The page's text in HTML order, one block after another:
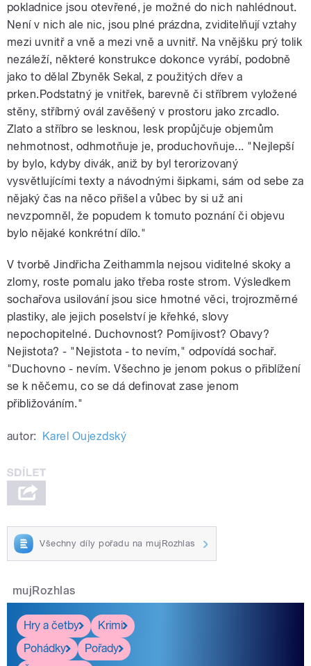
pokladnice jsou otevřené, je možné do nich nahlédnout.
Není v nich ale nic, jsou plné prázdna, zviditelňují vztahy
mezi uvnitř a vně a mezi vně a uvnitř. Na vnějšku prý tolik
nezáleží, některé konstrukce dokonce vyrábí, podobně
jako to dělal Zbyněk Sekal, z použitých dřev a
prken.Podstatný je vnitřek, barevně či stříbrem vyložené
stěny, stříbrný ovál zavěšený v prostoru jako zrcadlo.
Zlato a stříbro se lesknou, lesk propůjčuje objemům
nehmotnost, odhmotňuje je, produchovňuje... "Nejlepší
by bylo, kdyby divák, aniž by byl terorizovaný
vysvětlujícími texty a návodnými šipkami, sám od sebe za
nějaký čas na něco přišel a vůbec by si už ani
nevzpomněl, že popudem k tomuto poznání či objevu
bylo nějaké konkrétní dílo."
V tvorbě Jindřicha Zeithammla nejsou viditelné skoky a
zlomy, roste pomalu jako třeba roste strom. Výsledkem
sochařova usilování jsou sice hmotné věci, trojrozměrné
plastiky, ale jejich poselství je křehké, slovy
nepochopitelné. Duchovnost? Pomíjivost? Obavy?
Nejistota? - "Nejistota - to nevím," odpovídá sochař.
"Duchovno - nevím. Všechno je jenom pokus o přiblížení
se k něčemu, co se dá definovat zase jenom
přibližováním."
autor: Karel Oujezdský
Všechny díly pořadu na mujRozhlas
mujRozhlas
Hry a četby
Krimi
Pohádky
Pořady